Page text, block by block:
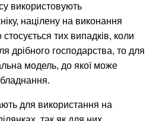
використовують
націлену на виконання
тих випадків, коли
дрібного господарства, то для
модель, до якої може
для використання на